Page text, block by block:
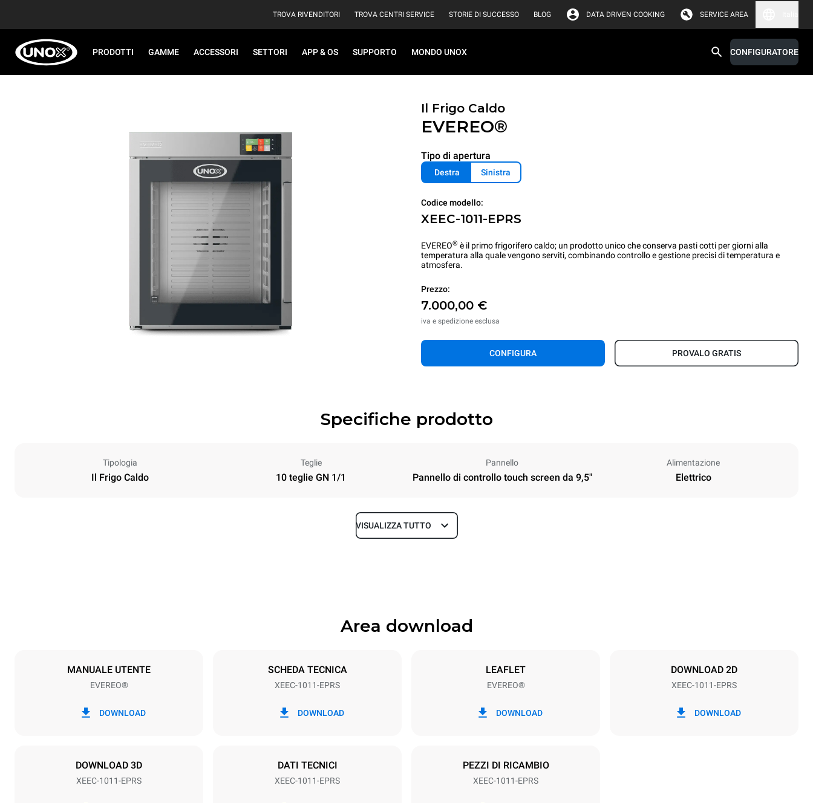
TROVA RIVENDITORI TROVA CENTRI SERVICE STORIE DI SUCCESSO BLOG DATA DRIVEN COOKING SERVICE AREA
PRODOTTI GAMME ACCESSORI SETTORI APP & OS SUPPORTO MONDO UNOX CONFIGURATORE
Il Frigo Caldo
EVEREO®
Tipo di apertura
Destra Sinistra
Codice modello:
XEEC-1011-EPRS
EVEREO® è il primo frigorifero caldo; un prodotto unico che conserva pasti cotti per giorni alla
temperatura alla quale vengono serviti, combinando controllo e gestione precisi di temperatura e
atmosfera.
Prezzo:
7.000,00 €
iva e spedizione esclusa
CONFIGURA PROVALO GRATIS
Specifiche prodotto
Tipologia
Il Frigo Caldo
Teglie
10 teglie GN 1/1
Pannello
Pannello di controllo touch screen da 9,5"
Alimentazione
Elettrico
Profondità
Dimensione Teglie
VISUALIZZA TUTTO
Area download
MANUALE UTENTE
EVEREO®
DOWNLOAD
SCHEDA TECNICA
XEEC-1011-EPRS
DOWNLOAD
LEAFLET
EVEREO®
DOWNLOAD
DOWNLOAD 2D
XEEC-1011-EPRS
DOWNLOAD
DOWNLOAD 3D
XEEC-1011-EPRS
DATI TECNICI
XEEC-1011-EPRS
PEZZI DI RICAMBIO
XEEC-1011-EPRS